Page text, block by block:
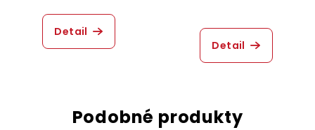
Detail
Detail
Podobné produkty